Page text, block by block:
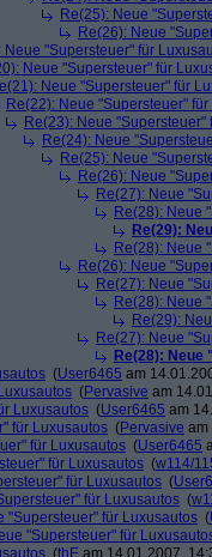
Re(25): Neue
Re(26): Neue
Neue "Supersteuer" für
Neue "Supersteuer" für
Neue "Supersteuer" für
Re(22): Neue "Supersteuer"
Re(23): Neue "Supersteuer"
Re(24): Neue
Re(25): Neue
Re(26): Neue
Re(27): Neue
Re(28): Neue
Re(29):
Re(28): Neue
Re(26): Neue
Re(27): Neue
Re(28): Neue
Re(29):
Re(27): Neue
Re(28):
(User6465 am
(Pervasive am
Luxusautos (User6465 am
für Luxusautos (Pervasive am
für Luxusautos (User6465
für Luxusautos (w114/
für Luxusautos (
für Luxusautos (
"Supersteuer" für Luxusautos (
"Supersteuer" für
(thE am 14.01.2007,